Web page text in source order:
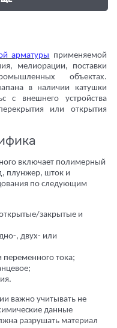
арматуры применяемой
мелиорации, поставки
объектах.
в наличии катушки
с внешнего устройства
или открытия
включает полимерный
плунжер, шток и
по следующим
закрытые и
, двух- или
переменного тока;
важно учитывать не
данные
разрушать материал